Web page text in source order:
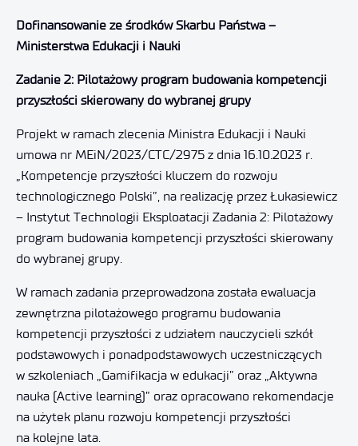
Dofinansowanie ze środków Skarbu Państwa –
Ministerstwa Edukacji i Nauki
Zadanie 2: Pilotażowy program budowania kompetencji
przyszłości skierowany do wybranej grupy
Projekt w ramach zlecenia Ministra Edukacji i Nauki
umowa nr MEiN/2023/CTC/2975 z dnia 16.10.2023 r.
„Kompetencje przyszłości kluczem do rozwoju
technologicznego Polski”, na realizację przez Łukasiewicz
– Instytut Technologii Eksploatacji Zadania 2: Pilotażowy
program budowania kompetencji przyszłości skierowany
do wybranej grupy.
W ramach zadania przeprowadzona została ewaluacja
zewnętrzna pilotażowego programu budowania
kompetencji przyszłości z udziałem nauczycieli szkół
podstawowych i ponadpodstawowych uczestniczących
w szkoleniach „Gamifikacja w edukacji” oraz „Aktywna
nauka (Active learning)” oraz opracowano rekomendacje
na użytek planu rozwoju kompetencji przyszłości
na kolejne lata.